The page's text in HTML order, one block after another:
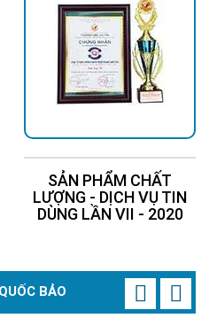
SẢN PHẨM CHẤT
LƯỢNG - DỊCH VỤ TIN
DÙNG LẦN VII - 2020
BẢO